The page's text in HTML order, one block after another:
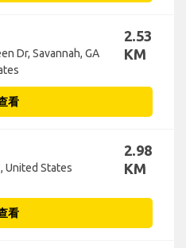
Dr, Savannah, GA
2.53
KM
看
United States
2.98
KM
看